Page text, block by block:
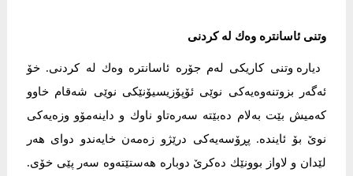
وتنی ئاسانترە وەك لە كردنی
دیارە وتنی كاریكی لەم جۆرە ئاسانترە وەك لە كردنی. خۆ
ئەگەر بزوتنەوەیەكی نوێی ئۆپۆزیسیۆنێكی نوێی شەقام خاوو
كەمیش بێت بەلام دەبێتە سەرەتاو ناوك و داینەمۆو وزەیەكی
نوێ بۆ ئایندە. پڕۆسەیەكی درێژو زەمەن خایەندو دوای هەر
لێدان و لاواز بوونێك دەكرێ دوبارە هەستێتەوە سەر پێی خۆی.